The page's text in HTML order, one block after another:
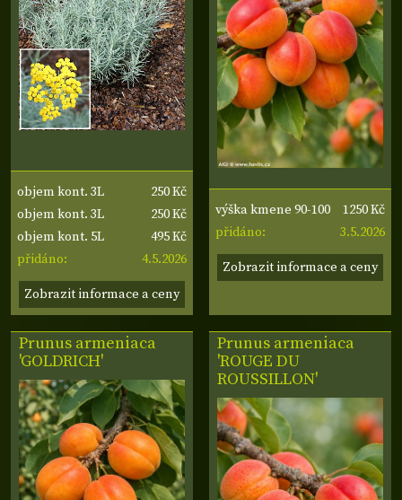
objem kont. 3L
250 Kč
objem kont. 3L
250 Kč
objem kont. 5L
495 Kč
přidáno:
4.5.2026
Zobrazit informace a ceny
výška kmene 90-100
cm
1250 Kč
přidáno:
3.5.2026
Zobrazit informace a ceny
Prunus armeniaca
'GOLDRICH'
Prunus armeniaca
'ROUGE DU
ROUSSILLON'